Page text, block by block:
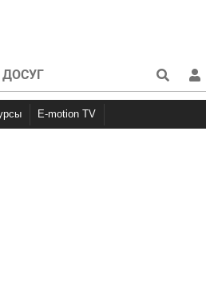
ДОСУГ
E-motion TV